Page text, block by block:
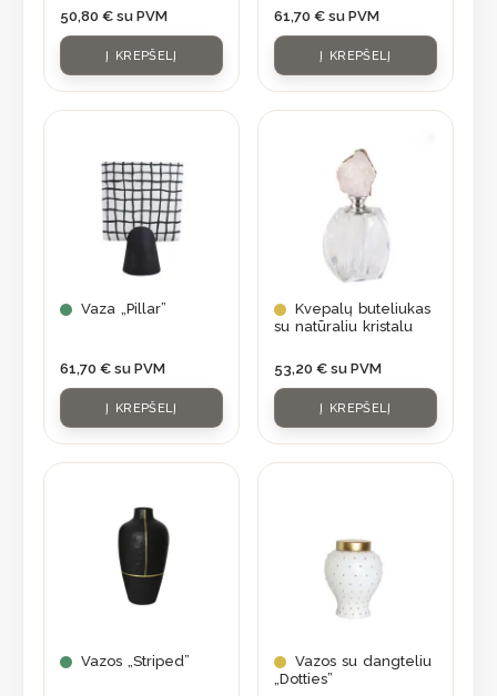
50,80 € su PVM
Į KREPŠELĮ
61,70 € su PVM
Į KREPŠELĮ
Vaza „Pillar”
61,70 € su PVM
Į KREPŠELĮ
Kvepalų buteliukas
su natūraliu kristalu
53,20 € su PVM
Į KREPŠELĮ
Vazos „Striped”
Vazos su dangteliu
„Dotties”